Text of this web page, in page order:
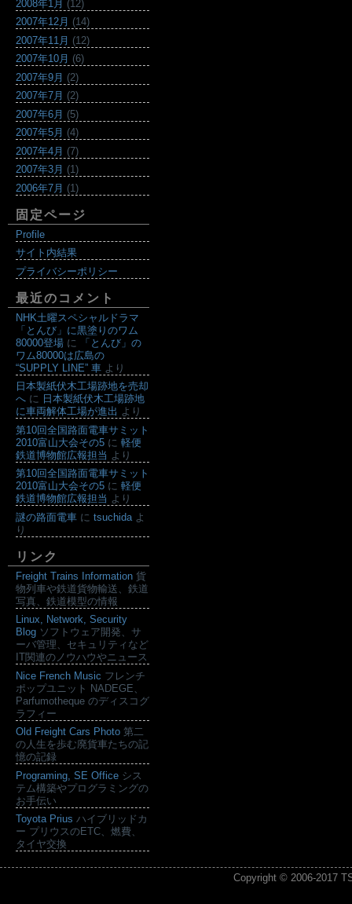
2008年1月 (12)
2007年12月 (14)
2007年11月 (12)
2007年10月 (6)
2007年9月 (2)
2007年7月 (2)
2007年6月 (5)
2007年5月 (4)
2007年4月 (7)
2007年3月 (1)
2006年7月 (1)
固定ページ
Profile
サイト内結果
プライバシーポリシー
最近のコメント
NHK土曜スペシャルドラマ
「とんび」に黒塗りのワム
80000登場 に
「とんび」の
ワム80000は広島の
“SUPPLY LINE” 車 より
日本製紙伏木工場跡地を売却
へ に 日本製紙伏木工場跡地
に車両解体工場が進出 より
第10回全国路面電車サミット
2010富山大会その5 に 軽便
鉄道博物館広報担当 より
第10回全国路面電車サミット
2010富山大会その5 に 軽便
鉄道博物館広報担当 より
謎の路面電車 に tsuchida よ
り
リンク
Freight Trains Information 貨
物列車や鉄道貨物輸送、鉄道
写真、鉄道模型の情報
Linux, Network, Security
Blog ソフトウェア開発、サ
ーバ管理、セキュリティなど
IT関連のノウハウやニュース
Nice French Music フレンチ
ポップユニット NADEGE、
Parfumotheque のディスコグ
ラフィー
Old Freight Cars Photo 第二
の人生を歩む廃貨車たちの記
憶の記録
Programing, SE Office シス
テム構築やプログラミングの
お手伝い
Toyota Prius ハイブリッドカ
ー プリウスのETC、燃費、
タイヤ交換
Copyright © 2006-2017